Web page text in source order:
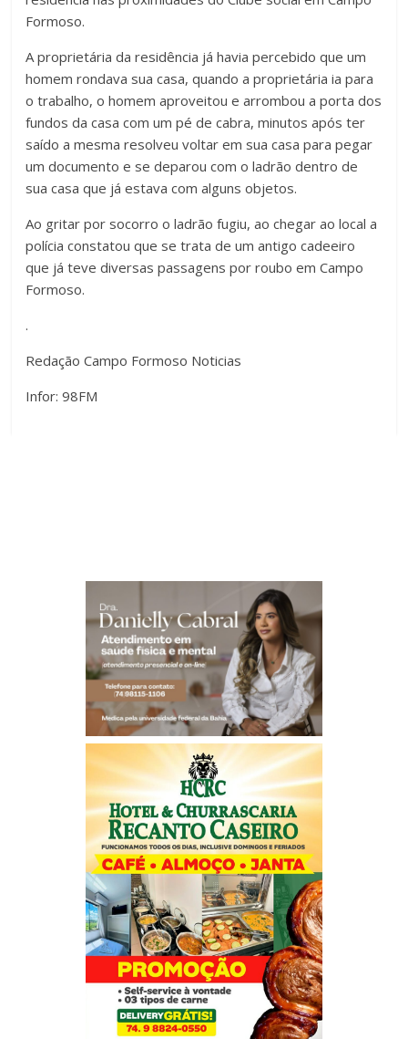
Formoso.
A proprietária da residência já havia percebido que um
homem rondava sua casa, quando a proprietária ia para
o trabalho, o homem aproveitou e arrombou a porta dos
fundos da casa com um pé de cabra, minutos após ter
saído a mesma resolveu voltar em sua casa para pegar
um documento e se deparou com o ladrão dentro de
sua casa que já estava com alguns objetos.
Ao gritar por socorro o ladrão fugiu, ao chegar ao local a
polícia constatou que se trata de um antigo cadeeiro
que já teve diversas passagens por roubo em Campo
Formoso.
.
Redação Campo Formoso Noticias
Infor: 98FM